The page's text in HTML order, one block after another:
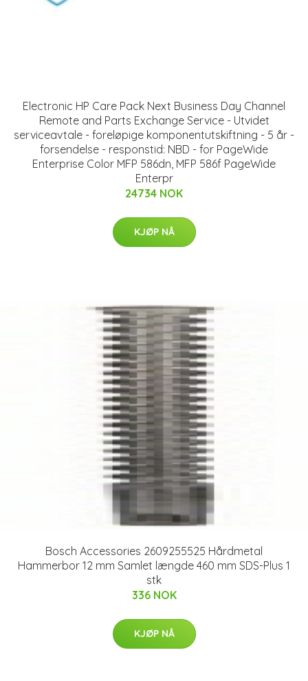
Electronic HP Care Pack Next Business Day Channel
Remote and Parts Exchange Service - Utvidet
serviceavtale - foreløpige komponentutskiftning - 5 år -
forsendelse - responstid: NBD - for PageWide
Enterprise Color MFP 586dn, MFP 586f PageWide
Enterpr
24734 NOK
KJØP NÅ
Bosch Accessories 2609255525 Hårdmetal
Hammerbor 12 mm Samlet længde 460 mm SDS-Plus 1
stk
336 NOK
KJØP NÅ